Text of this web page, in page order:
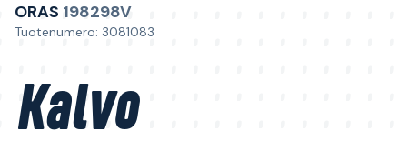
ORAS 198298V
Tuotenumero: 3081083
Kalvo